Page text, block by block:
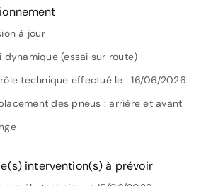
à jour
dynamique (essai sur route)
technique effectué le : 16/06/2026
des pneus : arrière et avant
intervention(s) à prévoir